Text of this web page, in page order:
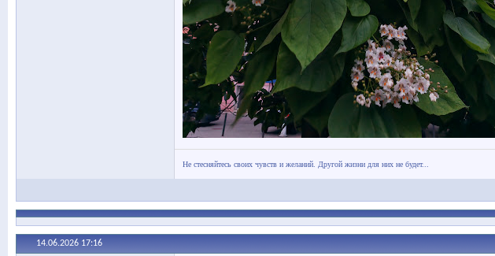
Не стесняйтесь своих чувств и желаний. Другой жизни для них не будет...
14.06.2026 17:16